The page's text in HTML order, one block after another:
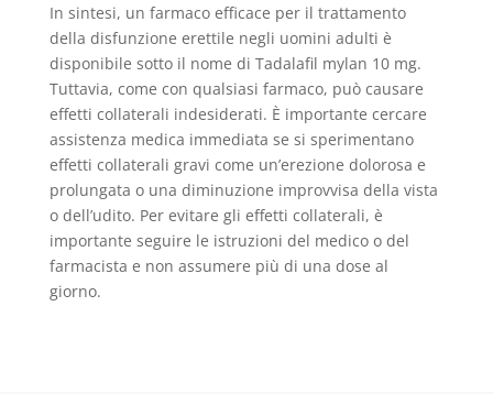
In sintesi, un farmaco efficace per il trattamento
della disfunzione erettile negli uomini adulti è
disponibile sotto il nome di Tadalafil mylan 10 mg.
Tuttavia, come con qualsiasi farmaco, può causare
effetti collaterali indesiderati. È importante cercare
assistenza medica immediata se si sperimentano
effetti collaterali gravi come un’erezione dolorosa e
prolungata o una diminuzione improvvisa della vista
o dell’udito. Per evitare gli effetti collaterali, è
importante seguire le istruzioni del medico o del
farmacista e non assumere più di una dose al
giorno.